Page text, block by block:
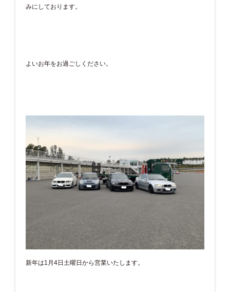
みにしております。
よいお年をお過ごしください。
新年は1月4日土曜日から営業いたします。